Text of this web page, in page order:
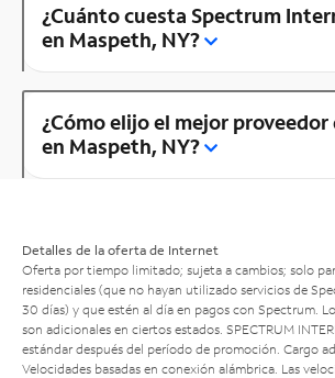
¿Cuánto cuesta Spectrum
en Maspeth, NY?
¿Cómo elijo el mejor
en Maspeth, NY?
Detalles de la oferta de Internet
Oferta por tiempo limitado; sujeta a cambios; solo
residenciales (que no hayan utilizado servicios de
30 días) y que estén al día en pagos con Spectrum.
son adicionales en ciertos estados. SPECTRUM
estándar después del período de promoción. Cargo
Velocidades basadas en conexión alámbrica. Las